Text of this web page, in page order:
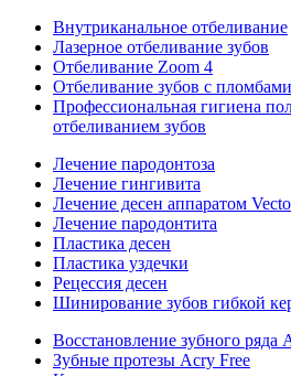
Внутриканальное отбеливание
Лазерное отбеливание зубов
Отбеливание Zoom 4
Отбеливание зубов с пломбами
Профессиональная гигиена
отбеливанием зубов
Лечение пародонтоза
Лечение гингивита
Лечение десен аппаратом
Лечение пародонтита
Пластика десен
Пластика уздечки
Рецессия десен
Шинирование зубов гибкой
Восстановление зубного ряда
Зубные протезы Acry Free